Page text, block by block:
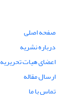
صفحه اصلی
درباره نشریه
اعضای هیات تحریریه
ارسال مقاله
تماس با ما